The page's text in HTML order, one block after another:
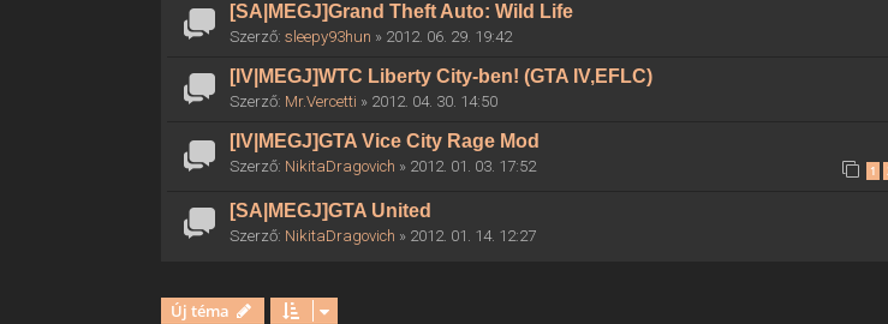
[SA|MEGJ]Grand Theft Auto: Wild Life
Szerző:sleepy93hun » 2012. 06. 29. 19:42
[IV|MEGJ]WTC Liberty City-ben! (GTA IV,EFLC)
Szerző: Mr.Vercetti » 2012. 04. 30. 14:50
[IV|MEGJ]GTA Vice City Rage Mod
Szerző: NikitaDragovich » 2012. 01. 03. 17:52 1
[SA|MEGJ]GTA United
Szerző: NikitaDragovich » 2012. 01. 14. 12:27
Új téma